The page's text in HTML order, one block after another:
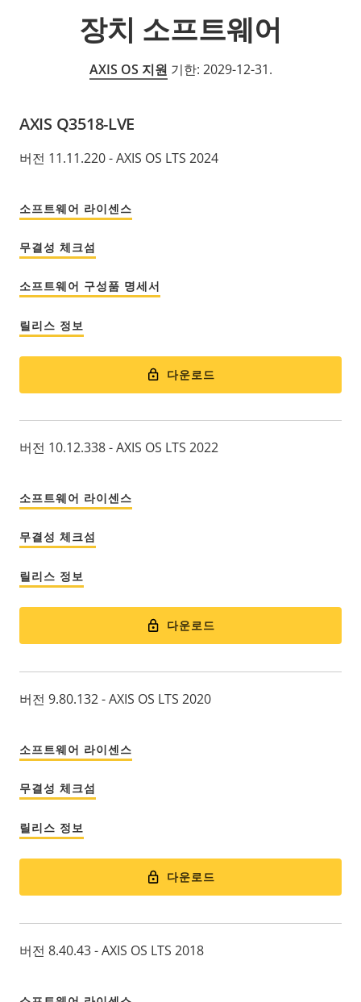
장치 소프트웨어
AXIS OS 지원 기한: 2029-12-31.
AXIS Q3518-LVE
버전 11.11.220 - AXIS OS LTS 2024
소프트웨어 라이센스
무결성 체크섬
소프트웨어 구성품 명세서
릴리스 정보
다운로드
버전 10.12.338 - AXIS OS LTS 2022
소프트웨어 라이센스
무결성 체크섬
릴리스 정보
다운로드
버전 9.80.132 - AXIS OS LTS 2020
소프트웨어 라이센스
무결성 체크섬
릴리스 정보
다운로드
버전 8.40.43 - AXIS OS LTS 2018